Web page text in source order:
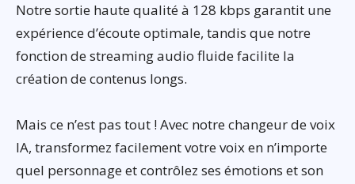
Notre sortie haute qualité à 128 kbps garantit une
expérience d’écoute optimale, tandis que notre
fonction de streaming audio fluide facilite la
création de contenus longs.
Mais ce n’est pas tout ! Avec notre changeur de voix
IA, transformez facilement votre voix en n’importe
quel personnage et contrôlez ses émotions et son